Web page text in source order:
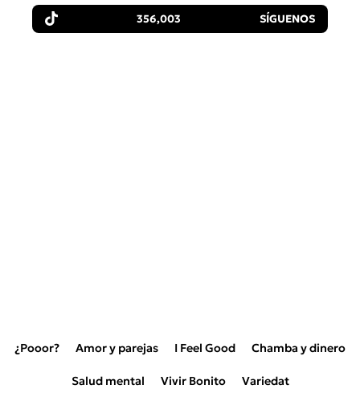
356,003 SÍGUENOS
¿Pooor? Amor y parejas I Feel Good Chamba y dinero
Salud mental Vivir Bonito Variedat